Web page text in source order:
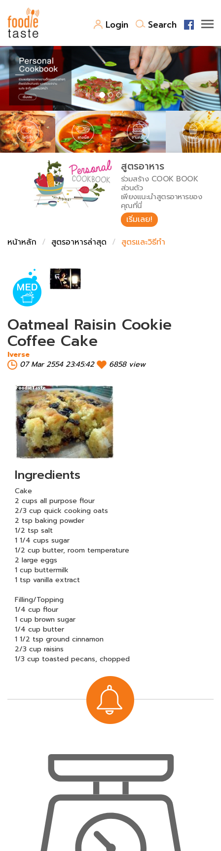
Login Search
สูตรอาหาร
สูตรอาหารล่าสุด
Top Foodie
พาไปชิม
สารพันก้นครัว
เคล็ดลับน่ารู้
เปรียบเทียบหน่วยการตวง
เปรียบเทียบอุณหภูมิ
เปรียบเทียบน้ำหนักวัตถุดิบ
FoodPedia
สร้าง Cookbook
สูตรอาหาร
ร่วมสร้าง COOK BOOK
ส่วนตัว
เพียงแนะนำสูตรอาหารของ
คุณที่นี่
เริ่มเลย!
หน้าหลัก
สูตรอาหารล่าสุด สูตรและวิธีทำ
Oatmeal Raisin Cookie
Coffee Cake
Iverse
07 Mar 2554 23:45:42
6858 view
Ingredients
Cake
2 cups all purpose flour
2/3 cup quick cooking oats
2 tsp baking powder
1/2 tsp salt
1 1/4 cups sugar
1/2 cup butter, room temperature
2 large eggs
1 cup buttermilk
1 tsp vanilla extract
Filling/Topping
1/4 cup flour
1 cup brown sugar
1/4 cup butter
1 1/2 tsp ground cinnamon
2/3 cup raisins
1/3 cup toasted pecans, chopped